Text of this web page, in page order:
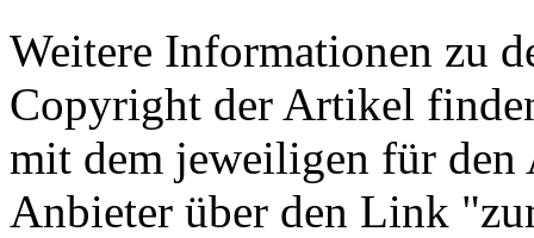
Weitere Informationen zu
Copyright der Artikel
mit dem jeweiligen für
Anbieter über den Link